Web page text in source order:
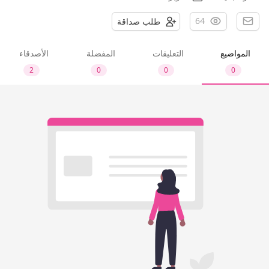
64 طلب صداقة
المواضيع
0
التعليقات
0
المفضلة
0
الأصدقاء
2